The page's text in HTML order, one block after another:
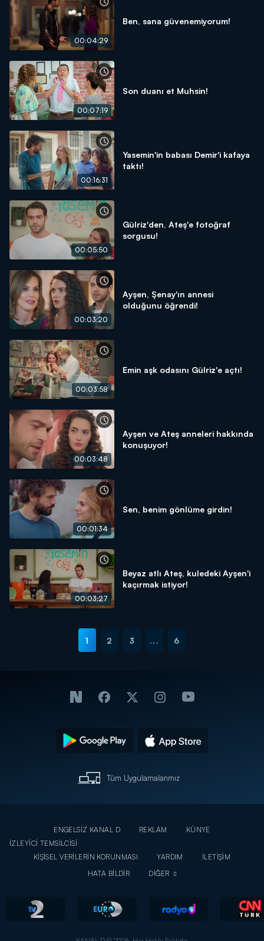
00:04:29
Ben, sana güvenemiyorum!
00:07:19
Son duanı et Muhsin!
00:16:31
Yasemin'in babası Demir'i kafaya
taktı!
00:05:50
Gülriz'den, Ateş'e fotoğraf
sorgusu!
00:03:20
Ayşen, Şenay'ın annesi
olduğunu öğrendi!
00:03:58
Emin aşk odasını Gülriz'e açtı!
00:03:48
Ayşen ve Ateş anneleri hakkında
konuşuyor!
00:01:34
Sen, benim gönlüme girdin!
00:03:27
Beyaz atlı Ateş, kuledeki Ayşen'i
kaçırmak istiyor!
1 2 3 ... 6
Tüm Uygulamalarımız
ENGELSİZ KANAL D REKLAM
KÜNYE
İZLEYİCİ TEMSİLCİSİ
KİŞİSEL VERİLERİN KORUNMASI
YARDIM
İLETİŞİM
HATA BİLDİR
DİĞER